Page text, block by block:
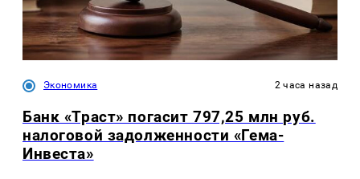
Экономика 2 часа назад
Банк «Траст» погасит 797,25 млн руб.
налоговой задолженности «Гема-
Инвеста»